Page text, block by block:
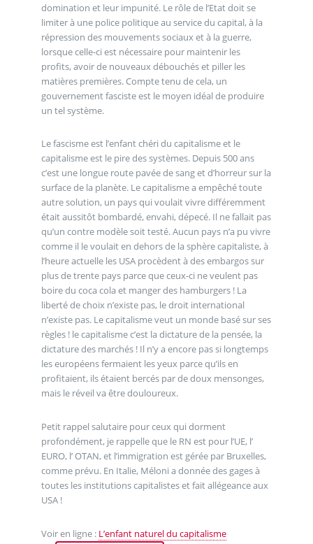
domination et leur impunité. Le rôle de l’Etat doit se
limiter à une police politique au service du capital, à la
répression des mouvements sociaux et à la guerre,
lorsque celle-ci est nécessaire pour maintenir les
profits, avoir de nouveaux débouchés et piller les
matières premières. Compte tenu de cela, un
gouvernement fasciste est le moyen idéal de produire
un tel système.
Le fascisme est l’enfant chéri du capitalisme et le
capitalisme est le pire des systèmes. Depuis 500 ans
c’est une longue route pavée de sang et d’horreur sur la
surface de la planète. Le capitalisme a empêché toute
autre solution, un pays qui voulait vivre différemment
était aussitôt bombardé, envahi, dépecé. Il ne fallait pas
qu’un contre modèle soit testé. Aucun pays n’a pu vivre
comme il le voulait en dehors de la sphère capitaliste, à
l’heure actuelle les USA procèdent à des embargos sur
plus de trente pays parce que ceux-ci ne veulent pas
boire du coca cola et manger des hamburgers ! La
liberté de choix n’existe pas, le droit international
n’existe pas. Le capitalisme veut un monde basé sur ses
règles ! le capitalisme c’est la dictature de la pensée, la
dictature des marchés ! Il n’y a encore pas si longtemps
les européens fermaient les yeux parce qu’ils en
profitaient, ils étaient bercés par de doux mensonges,
mais le réveil va être douloureux.
Petit rappel salutaire pour ceux qui dorment
profondément, je rappelle que le RN est pour l’UE, l’
EURO, l’ OTAN, et l’immigration est gérée par Bruxelles,
comme prévu. En Italie, Méloni a donnée des gages à
toutes les institutions capitalistes et fait allégeance aux
USA !
Voir en ligne : L’enfant naturel du capitalisme